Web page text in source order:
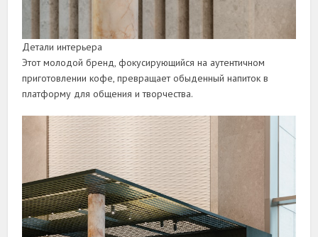
Детали интерьера
Этот молодой бренд, фокусирующийся на аутентичном
приготовлении кофе, превращает обыденный напиток в
платформу для общения и творчества.